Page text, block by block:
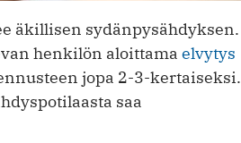
äkillisen sydänpysähdyksen.
henkilön aloittama elvytys
jopa 2-3-kertaiseksi.
saa